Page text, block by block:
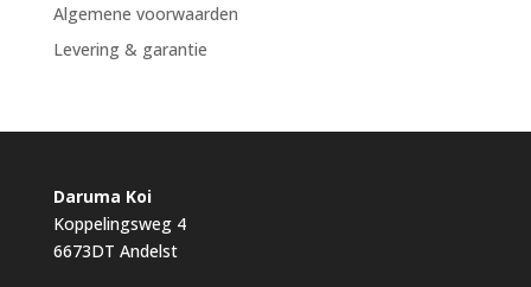
Algemene voorwaarden
Levering & garantie
Daruma Koi
Koppelingsweg 4
6673DT Andelst